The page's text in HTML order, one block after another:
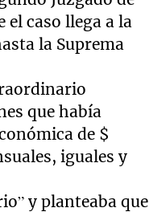
caso llega a la
la Suprema
que había
de $
iguales y
y planteaba que